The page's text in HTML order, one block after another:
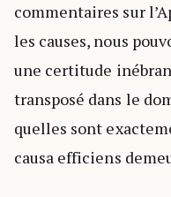
commentaires sur
les causes, nous
une certitude
transposé dans le
quelles sont
causa efficiens